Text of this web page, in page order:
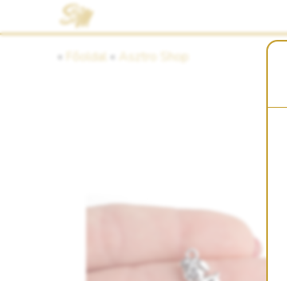
« Főoldal « Asztro Shop